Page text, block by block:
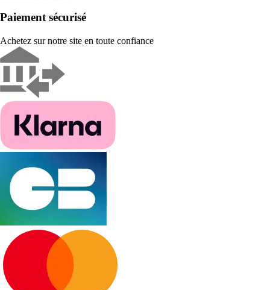
Paiement sécurisé
Achetez sur notre site en toute confiance